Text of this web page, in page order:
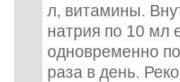
л, витамины.
натрия по 10 мл
одновременно
раза в день.